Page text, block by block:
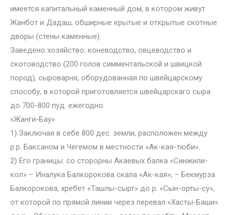
имеется капитальный каменный дом, в котором живут
Жанбот и Дадаш, обширные крытые и открытые скотные
дворы (стены каменные).
Заведено хозяйство: коневодство, овцеводство и
скотоводство (200 голов симментальской и швицкой
пород), сыроварня, оборудованная по швейцарскому
способу, в которой приготовляется швейцарскаго сыра
до 700-800 пуд. ежегодно.
«Жанги-Бау»
1) Заключая в себе 800 дес. земли, расположен между
р.р. Баксаном и Чегемом в местности «Ак-кая-тюби».
2) Его границы: со сторорны Акаевых балка «Синжили-
кол» – Иналука Балкорокова скала «Ак-кая», – Бекмурза
Балкорокова, хребет «Ташлы-сырт» до р. «Сын-орты-су»,
от которой по прямой линии через перевал «Хасты-Баши»